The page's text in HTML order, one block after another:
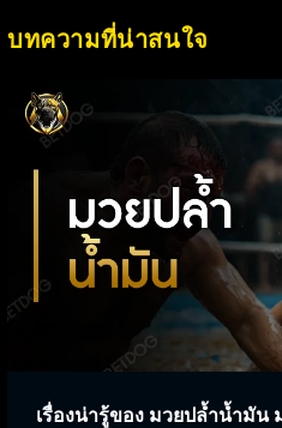
บทความที่น่าสนใจ
เรื่องน่ารู้ของ มวยปล้ำน้ำมัน